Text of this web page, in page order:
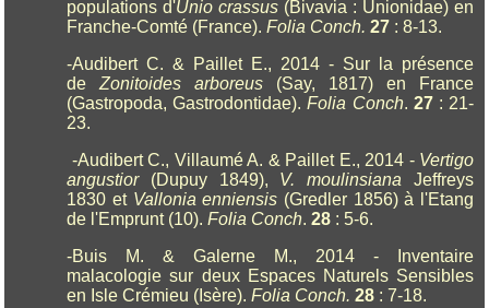
populations d'Unio crassus (Bivavia : Unionidae) en
Franche-Comté (France).Folia Conch.27 : 8-13.
-Audibert C. & Paillet E., 2014 - Sur la présence
deZonitoides arboreus (Say, 1817) en France
(Gastropoda, Gastrodontidae).Folia Conch. 27: 21-
23.
-Audibert C., Villaumé A. & Paillet E., 2014 - Vertigo
angustior(Dupuy 1849), V. moulinsianaJeffreys
1830 et Vallonia enniensis (Gredler 1856) à l'Etang
de l'Emprunt (10).Folia Conch.28 : 5-6.
-Buis M. & Galerne M., 2014 - Inventaire
malacologie sur deux Espaces Naturels Sensibles
en Isle Crémieu (Isère).Folia Conch. 28 : 7-18.